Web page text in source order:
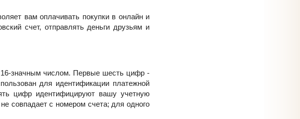
вам оплачивать покупки в онлайн и
счет, отправлять деньги друзьям и
значным числом. Первые шесть цифр -
для идентификации платежной
цифр идентифицируют вашу учетную
совпадает с номером счета; для одного